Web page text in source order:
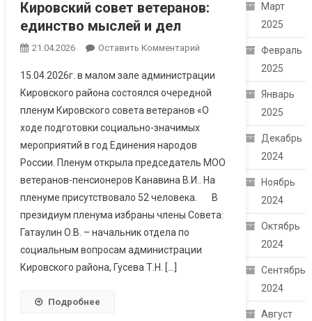
Кировский совет ветеранов:
единство мыслей и дел
21.04.2026 Оставить Комментарий
15.04.2026г. в малом зале администрации
Кировского района состоялся очередной
пленум Кировского совета ветеранов «О
ходе подготовки социально-значимых
мероприятий в год Единения народов
России. Пленум открыла председатель МОО
ветеранов-пенсионеров Канавина В.И.. На
пленуме присутствовало 52 человека. В
президиум пленума избраны члены Совета:
Гатаулин О.В. – начальник отдела по
социальным вопросам администрации
Кировского района, Гусева Т.Н. […]
Подробнее
Март
2025
Февраль
2025
Январь
2025
Декабрь
2024
Ноябрь
2024
Октябрь
2024
Сентябрь
2024
Август